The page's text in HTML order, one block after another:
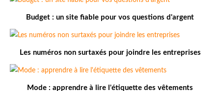
Budget : un site fiable pour vos questions d'argent
Les numéros non surtaxés pour joindre les entreprises
Mode : apprendre à lire l'étiquette des vêtements